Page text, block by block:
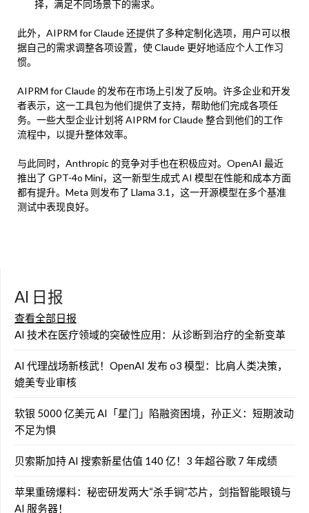
择，满足不同场景下的需求。
此外，AIPRM for Claude 还提供了多种定制化选项，用户可以根
据自己的需求调整各项设置，使 Claude 更好地适应个人工作习
惯。
AIPRM for Claude 的发布在市场上引发了反响。许多企业和开发
者表示，这一工具包为他们提供了支持，帮助他们完成各项任
务。一些大型企业计划将 AIPRM for Claude 整合到他们的工作
流程中，以提升整体效率。
与此同时，Anthropic 的竞争对手也在积极应对。OpenAI 最近
推出了 GPT-4o Mini，这一新型生成式 AI 模型在性能和成本方面
都有提升。Meta 则发布了 Llama 3.1，这一开源模型在多个基准
测试中表现良好。
AI 日报
查看全部日报
AI 技术在医疗领域的突破性应用：从诊断到治疗的全新变革
AI 代理战场新核武！OpenAI 发布 o3 模型：比肩人类决策，
媲美专业审核
软银 5000 亿美元 AI「星门」陷融资困境，孙正义：短期波动
不足为惧
贝索斯加持 AI 搜索新星估值 140 亿！3 年超谷歌 7 年成绩
苹果重磅爆料：秘密研发两大“杀手锏”芯片，剑指智能眼镜与
AI 服务器！